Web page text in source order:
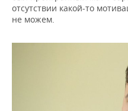
отсутствии какой-то
не можем.